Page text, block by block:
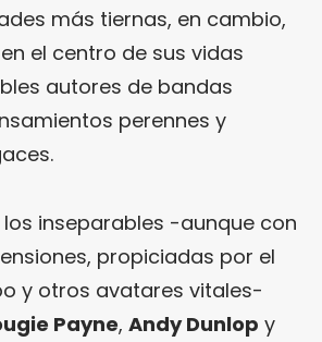
más tiernas, en cambio,
el centro de sus vidas
autores de bandas
perennes y
inseparables -aunque con
propiciadas por el
y otros avatares vitales-
Payne, Andy Dunlop y